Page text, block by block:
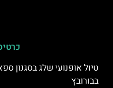
טיול אופנועי שלג בסגנון
בבורובץ